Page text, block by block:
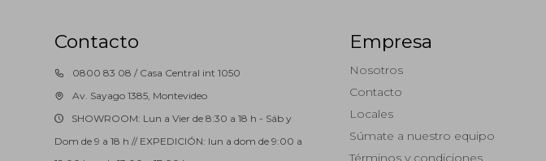
Contacto
0800 83 08 / Casa Central int 1050
Av. Sayago 1385, Montevideo
SHOWROOM: Lun a Vier de 8:30 a 18 h - Sáb y
Dom de 9 a 18 h // EXPEDICIÓN: lun a dom de 9:00 a
Empresa
Nosotros
Contacto
Locales
Súmate a nuestro equipo
Términos y condiciones